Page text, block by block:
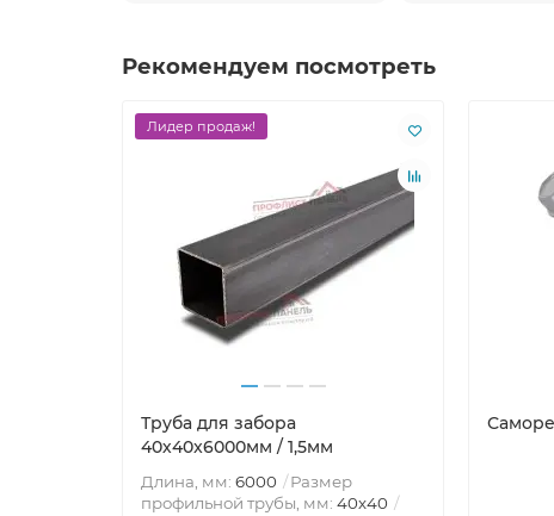
Рекомендуем посмотреть
Лидер продаж!
Труба для забора
40х40x6000мм / 1,5мм
Длина, мм: 6000
Размер
профильной трубы, мм: 40х40